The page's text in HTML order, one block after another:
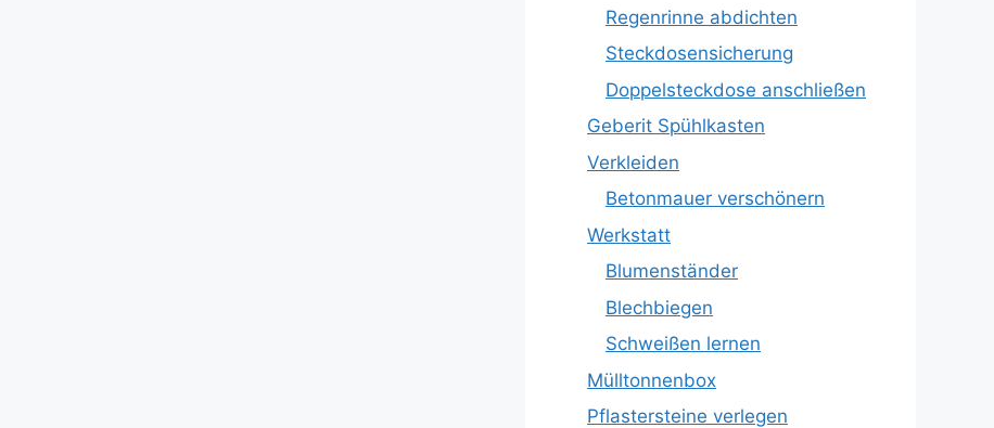
Regenrinne abdichten
Steckdosensicherung
Doppelsteckdose anschließen
Geberit Spühlkasten
Verkleiden
Betonmauer verschönern
Werkstatt
Blumenständer
Blechbiegen
Schweißen lernen
Mülltonnenbox
Pflastersteine verlegen